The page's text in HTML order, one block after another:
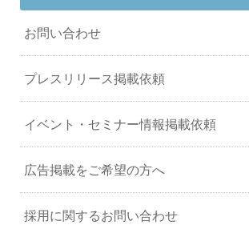
お問い合わせ
プレスリリース掲載依頼
イベント・セミナー情報掲載依頼
広告掲載をご希望の方へ
採用に関するお問い合わせ